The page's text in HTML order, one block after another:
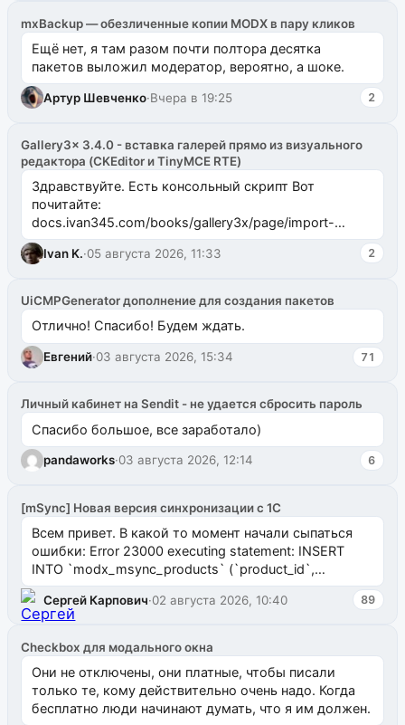
mxBackup — обезличенные копии MODX в пару кликов
Ещё нет, я там разом почти полтора десятка
пакетов выложил модератор, вероятно, а шоке.
Артур Шевченко·Вчера в 19:25 2
Gallery3x 3.4.0 - вставка галерей прямо из визуального
редактора (CKEditor и TinyMCE RTE)
Здравствуйте. Есть консольный скрипт Вот
почитайте:
docs.ivan345.com/books/gallery3x/page/import-
ms2galleryphp
Ivan K.·05 августа 2026, 11:33 2
UiCMPGenerator дополнение для создания пакетов
Отлично! Спасибо! Будем ждать.
Евгений·03 августа 2026, 15:34 71
Личный кабинет на Sendit - не удается сбросить пароль
Спасибо большое, все заработало)
pandaworks·03 августа 2026, 12:14 6
[mSync] Новая версия синхронизации с 1С
Всем привет. В какой то момент начали сыпаться
ошибки: Error 23000 executing statement: INSERT
INTO `modx_msync_products` (`product_id`,
`uuid_1c`) VALUES ...
Сергей Карпович·02 августа 2026, 10:40 89
Checkbox для модального окна
Они не отключены, они платные, чтобы писали
только те, кому действительно очень надо. Когда
бесплатно люди начинают думать, что я им должен.